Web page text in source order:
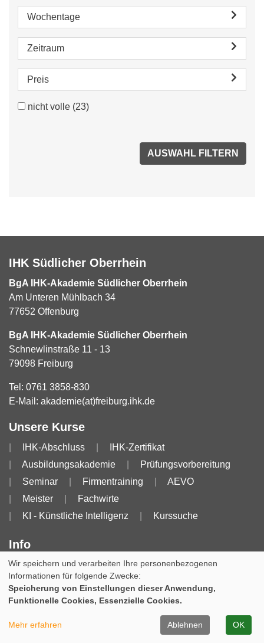
Wochentage
Zeitraum
Preis
nicht volle (23)
IHK Südlicher Oberrhein
BgA IHK-Akademie Südlicher Oberrhein
Am Unteren Mühlbach 34
77652 Offenburg
BgA IHK-Akademie Südlicher Oberrhein
Schnewlinstraße 11 - 13
79098 Freiburg
Tel: 0761 3858-830
E-Mail: akademie(at)freiburg.ihk.de
Unsere Kurse
IHK-Abschluss
IHK-Zertifikat
Ausbildungsakademie
Prüfungsvorbereitung
Seminar
Firmentraining
AEVO
Meister
Fachwirte
KI - Künstliche Intelligenz
Kurssuche
Info
Impressum AGB
AGB für Dozierende
Datenschutzerklärung
Widerruf
Wir speichern und verarbeiten Ihre personenbezogenen
Informationen für folgende Zwecke:
Speicherung von Einstellungen dieser Anwendung,
Funktionelle Cookies, Essenzielle Cookies.
Mehr erfahren Ablehnen OK